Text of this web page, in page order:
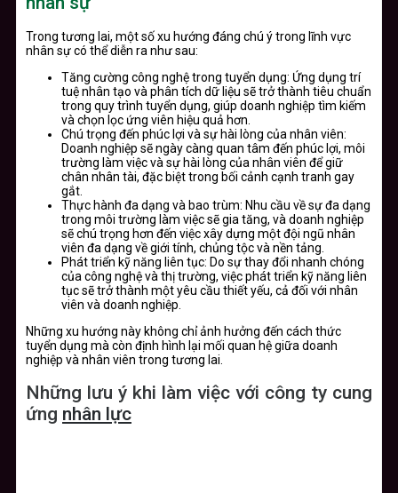
Trong tương lai, một số xu hướng đáng chú ý trong lĩnh vực
nhân sự có thể diễn ra như sau:
Tăng cường công nghệ trong tuyển dụng: Ứng dụng trí
tuệ nhân tạo và phân tích dữ liệu sẽ trở thành tiêu chuẩn
trong quy trình tuyển dụng, giúp doanh nghiệp tìm kiếm
và chọn lọc ứng viên hiệu quả hơn.
Chú trọng đến phúc lợi và sự hài lòng của nhân viên:
Doanh nghiệp sẽ ngày càng quan tâm đến phúc lợi, môi
trường làm việc và sự hài lòng của nhân viên để giữ
chân nhân tài, đặc biệt trong bối cảnh cạnh tranh gay
gắt.
Thực hành đa dạng và bao trùm: Nhu cầu về sự đa dạng
trong môi trường làm việc sẽ gia tăng, và doanh nghiệp
sẽ chú trọng hơn đến việc xây dựng một đội ngũ nhân
viên đa dạng về giới tính, chủng tộc và nền tảng.
Phát triển kỹ năng liên tục: Do sự thay đổi nhanh chóng
của công nghệ và thị trường, việc phát triển kỹ năng liên
tục sẽ trở thành một yêu cầu thiết yếu, cả đối với nhân
viên và doanh nghiệp.
Những xu hướng này không chỉ ảnh hưởng đến cách thức
tuyển dụng mà còn định hình lại mối quan hệ giữa doanh
nghiệp và nhân viên trong tương lai.
Những lưu ý khi làm việc với công ty cung
ứng nhân lực